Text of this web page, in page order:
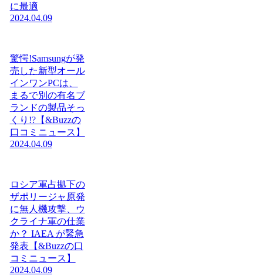
に最適
2024.04.09
驚愕!Samsungが発
売した新型オール
インワンPCは、
まるで別の有名ブ
ランドの製品そっ
くり!?【&Buzzの
口コミニュース】
2024.04.09
ロシア軍占拠下の
ザポリージャ原発
に無人機攻撃、ウ
クライナ軍の仕業
か？ IAEA が緊急
発表【&Buzzの口
コミニュース】
2024.04.09